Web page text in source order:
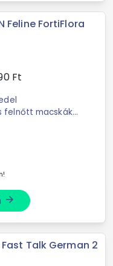
Feline FortiFlora
Ft
felnőtt macskák
Garantált
CFU
arrow_forward
Talk German 2